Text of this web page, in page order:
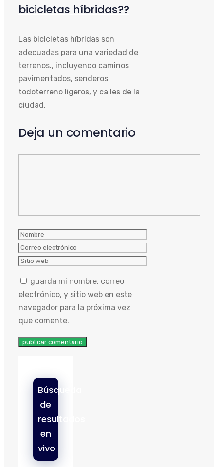
bicicletas híbridas??
Las bicicletas híbridas son
adecuadas para una variedad de
terrenos., incluyendo caminos
pavimentados, senderos
todoterreno ligeros, y calles de la
ciudad.
Deja un comentario
Nombre
Correo
electrónico
Sitio
guarda mi nombre, correo
electrónico, y sitio web en este
navegador para la próxima vez
que comente.
Búsqueda
de
resultados
en
vivo